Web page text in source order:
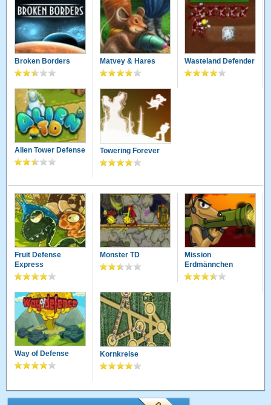
Broken Borders Matvey & Hares Wasteland Defender
Alien Tower Defense Towering Forever
Fruit Defense
Express
Monster TD
Mission
Erdmännchen
Way of Defense Kornkreise